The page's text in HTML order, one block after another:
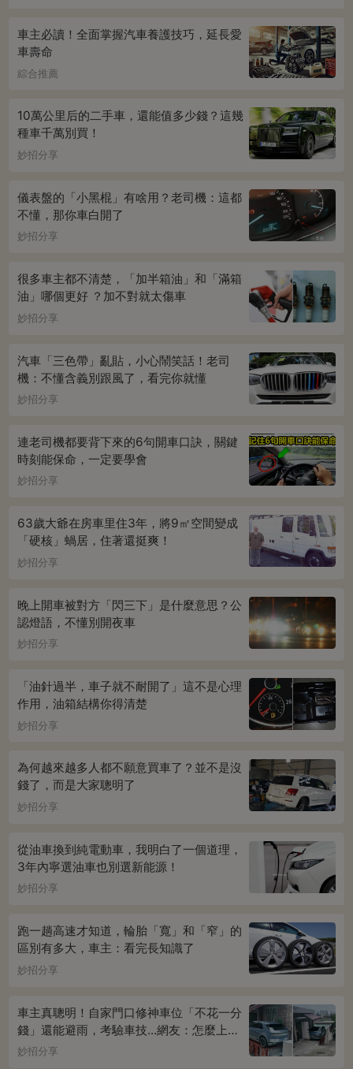
車主必讀！全面掌握汽車養護技巧，延長愛
車壽命
綜合推薦
10萬公里后的二手車，還能值多少錢？這幾
種車千萬別買！
妙招分享
儀表盤的「小黑棍」有啥用？老司機：這都
不懂，那你車白開了
妙招分享
很多車主都不清楚，「加半箱油」和「滿箱
油」哪個更好 ？加不對就太傷車
妙招分享
汽車「三色帶」亂貼，小心鬧笑話！老司
機：不懂含義別跟風了，看完你就懂
妙招分享
連老司機都要背下來的6句開車口訣，關鍵
時刻能保命，一定要學會
妙招分享
63歲大爺在房車里住3年，將9㎡空間變成
「硬核」蝸居，住著還挺爽！
妙招分享
晚上開車被對方「閃三下」是什麼意思？公
認燈語，不懂別開夜車
妙招分享
「油針過半，車子就不耐開了」這不是心理
作用，油箱結構你得清楚
妙招分享
為何越來越多人都不願意買車了？並不是沒
錢了，而是大家聰明了
妙招分享
從油車換到純電動車，我明白了一個道理，
3年內寧選油車也別選新能源！
妙招分享
跑一趟高速才知道，輪胎「寬」和「窄」的
區別有多大，車主：看完長知識了
妙招分享
車主真聰明！自家門口修神車位「不花一分
錢」還能避雨，考驗車技...網友：怎麼上下
車
妙招分享